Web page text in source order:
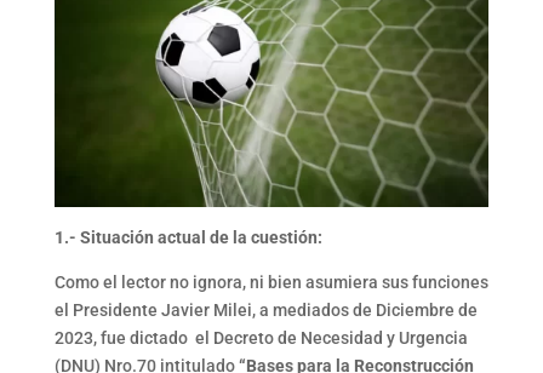
1.- Situación actual de la cuestión:
Como el lector no ignora, ni bien asumiera sus funciones
el Presidente Javier Milei, a mediados de Diciembre de
2023, fue dictado el Decreto de Necesidad y Urgencia
(DNU) Nro.70 intitulado“Bases para la Reconstrucción